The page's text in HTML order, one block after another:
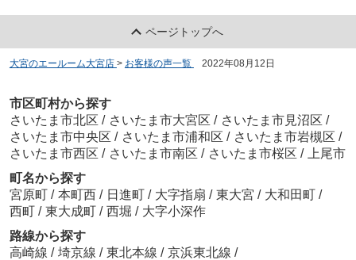
ページトップへ
大宮のエールーム大宮店 > お客様の声一覧 2022年08月12日
市区町村から探す
さいたま市北区 / さいたま市大宮区 / さいたま市見沼区 /
さいたま市中央区 / さいたま市浦和区 / さいたま市岩槻区 /
さいたま市西区 / さいたま市南区 / さいたま市桜区 /
上尾市
町名から探す
宮原町 / 本町西 / 日進町 / 大字指扇 / 東大宮 / 大和田町 /
西町 / 東大成町 / 西堀 / 大字小深作
路線から探す
高崎線 / 埼京線 / 東北本線 / 京浜東北線 /